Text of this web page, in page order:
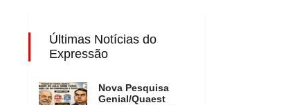
Últimas Notícias do
Expressão
Nova Pesquisa
Genial/Quaest